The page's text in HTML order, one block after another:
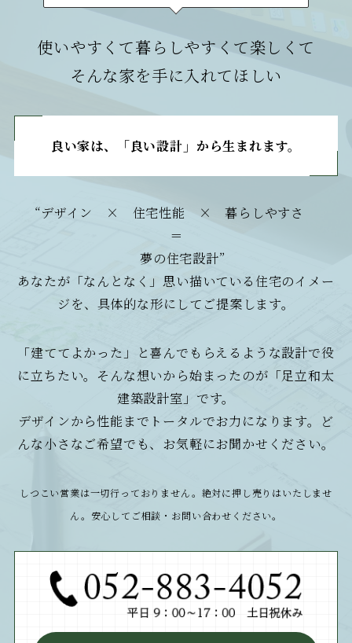
使いやすくて暮らしやすくて楽しくて
そんな家を手に入れてほしい
良い家は、「良い設計 」 から生まれます。
“デザイン × 住宅性能 × 暮らしやすさ
＝
夢の住宅設計”
あなたが「なんとなく」思い描いている住宅のイメー
ジを、具体的な形にしてご提案します。
「建ててよかった」と喜んでもらえるような設計で役
に立ちたい。そんな想いから始まったのが「足立和太
建築設計室」です。
デザインから性能までトータルでお力になります。ど
んな小さなご希望でも、お気軽にお聞かせください。
しつこい営業は一切行っておりません。絶対に押し売りはいたしませ
ん。安心してご相談・お問い合わせください。